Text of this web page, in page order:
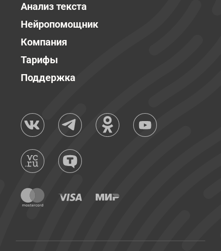
Анализ текста
Нейропомощник
Компания
Тарифы
Поддержка